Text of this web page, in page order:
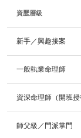
資歷層級
新手／興趣接案
一般執業命理師
資深命理師（開班授
師父級／門派掌門